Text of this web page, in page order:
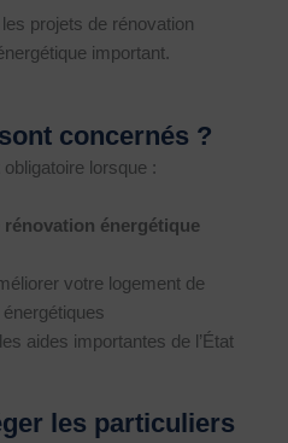
projets de rénovation
important.
concernés ?
obligatoire lorsque :
rénovation énergétique
votre logement de
aides importantes de l’État
les particuliers